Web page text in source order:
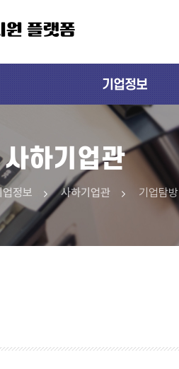
원 플랫폼
기업정보
사하기업관
업정보 사하기업관 기업탐방